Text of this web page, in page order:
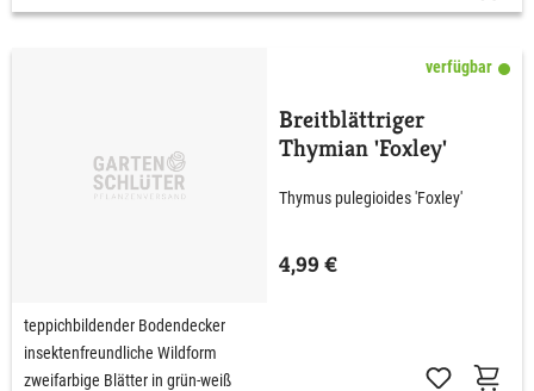
verfügbar
Breitblättriger
Thymian 'Foxley'
Thymus pulegioides 'Foxley'
4,99 €
teppichbildender Bodendecker
insektenfreundliche Wildform
zweifarbige Blätter in grün-weiß